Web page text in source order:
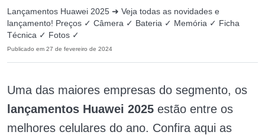
Lançamentos Huawei 2025 ➜ Veja todas as novidades e
lançamento! Preços ✓ Câmera ✓ Bateria ✓ Memória ✓ Ficha
Técnica ✓ Fotos ✓
Publicado em 27 de fevereiro de 2024
Uma das maiores empresas do segmento, os
lançamentos Huawei 2025 estão entre os
melhores celulares do ano. Confira aqui as